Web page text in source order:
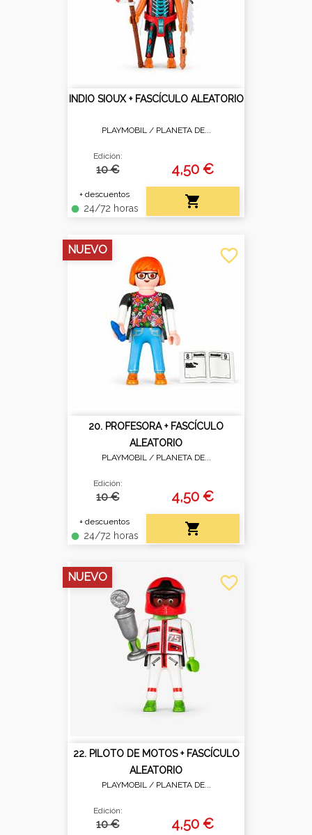
INDIO SIOUX + FASCÍCULO ALEATORIO
PLAYMOBIL / PLANETA DE...
Edición:
10 €
+ descuentos
fiber_manual_record 24/72 horas
4,50 €

20. PROFESORA + FASCÍCULO
ALEATORIO
PLAYMOBIL / PLANETA DE...
Edición:
10 €
+ descuentos
fiber_manual_record 24/72 horas
4,50 €

favorite_border
NUEVO
22. PILOTO DE MOTOS + FASCÍCULO
ALEATORIO
PLAYMOBIL / PLANETA DE...
Edición:
10 €
4,50 €
favorite_border
NUEVO